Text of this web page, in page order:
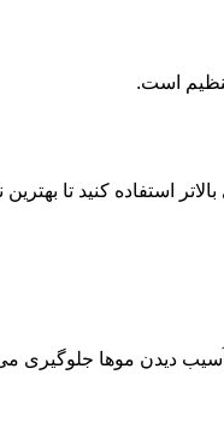
استفاده کنید تا بهترین